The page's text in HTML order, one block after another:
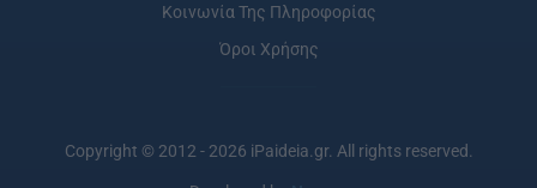
Κοινωνία Της Πληροφορίας
Όροι Χρήσης
Copyright © 2012 - 2026 iPaideia.gr. All rights reserved.